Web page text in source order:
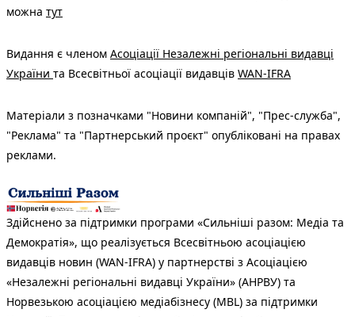
можна тут
Видання є членом Асоціації Незалежні регіональні видавці
України та Всесвітньої асоціації видавців WAN-IFRA
Матеріали з позначками "Новини компаній", "Прес-служба",
"Реклама" та "Партнерський проєкт" опубліковані на правах
реклами.
Здійснено за підтримки програми «Сильніші разом: Медіа та
Демократія», що реалізується Всесвітньою асоціацією
видавців новин (WAN-IFRA) у партнерстві з Асоціацією
«Незалежні регіональні видавці України» (АНРВУ) та
Норвезькою асоціацією медіабізнесу (MBL) за підтримки